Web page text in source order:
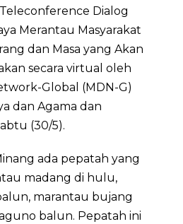
Dialog
Merantau Masyarakat
dan Masa yang Akan
secara virtual oleh
Global (MDN-G)
dan Agama dan
(30/5).
ada pepatah yang
madang di hulu,
marantau bujang
balun. Pepatah ini